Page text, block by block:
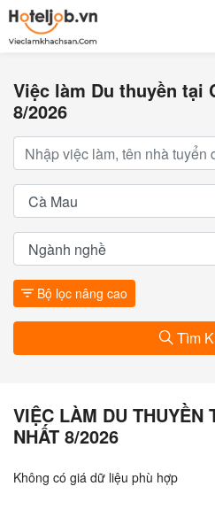
Việc làm Du thuyền tại
8/2026
Bộ lọc nâng cao
Tìm
VIỆC LÀM DU THUYỀN
NHẤT 8/2026
Không có giá dữ liệu phù hợp